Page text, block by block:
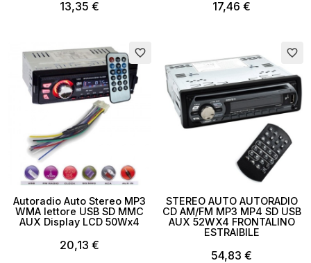
13,35 € 17,46 €
favorite_border
Autoradio Auto Stereo MP3
WMA lettore USB SD MMC
AUX Display LCD 50Wx4
20,13 €
favorite_border
STEREO AUTO AUTORADIO
CD AM/FM MP3 MP4 SD USB
AUX 52WX4 FRONTALINO
ESTRAIBILE
54,83 €